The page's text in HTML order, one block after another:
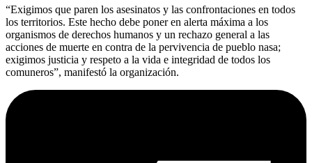
“Exigimos que paren los asesinatos y las confrontaciones en todos
los territorios. Este hecho debe poner en alerta máxima a los
organismos de derechos humanos y un rechazo general a las
acciones de muerte en contra de la pervivencia de pueblo nasa;
exigimos justicia y respeto a la vida e integridad de todos los
comuneros”, manifestó la organización.